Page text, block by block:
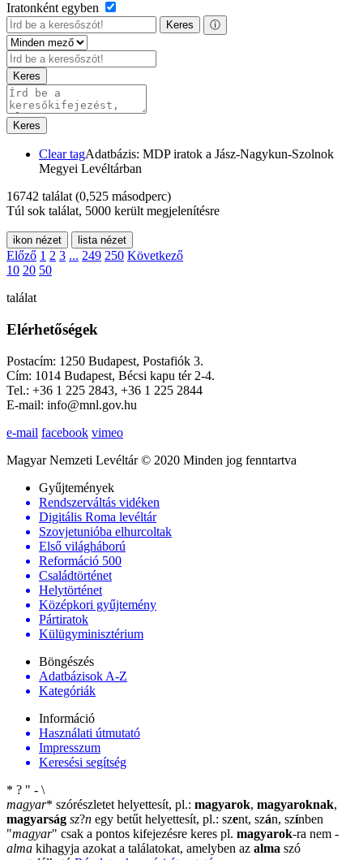
Iratonként egyben
Keres ⓘ
Keres
Keres
Clear tagAdatbázis: MDP iratok a Jász-Nagykun-Szolnok
Megyei Levéltárban
16742 találat (0,525 másodperc)
Túl sok találat, 5000 került megjelenítésre
ikon nézet lista nézet
Előző 1 2 3 ... 249 250 Következő
10 20 50
találat
Elérhetőségek
Postacím: 1250 Budapest, Postafiók 3.
Cím: 1014 Budapest, Bécsi kapu tér 2-4.
Tel.: +36 1 225 2843, +36 1 225 2844
E-mail: info@mnl.gov.hu
e-mail facebook vimeo
Magyar Nemzeti Levéltár © 2020 Minden jog fenntartva
Gyűjtemények
Rendszerváltás vidéken
Digitális Roma levéltár
Szovjetunióba elhurcoltak
Első világháború
Reformáció 500
Családtörténet
Helytörténet
Középkori gyűjtemény
Pártiratok
Külügyminisztérium
Böngészés
Adatbázisok A-Z
Kategóriák
Információ
Használati útmutató
Impresszum
Keresési segítség
* ? " - \
magyar* szórészletet helyettesít, pl.: magyarok, magyaroknak,
magyarság sz?n egy betűt helyettesít, pl.: szent, szán, színben
"magyar" csak a pontos kifejezésre keres pl. magyarok-ra nem -
alma kihagyja azokat a találatokat, amelyben az alma szó